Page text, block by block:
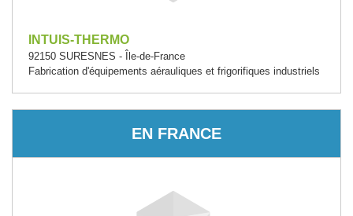
INTUIS-THERMO
92150 SURESNES - Île-de-France
Fabrication d'équipements aérauliques et frigorifiques industriels
EN FRANCE